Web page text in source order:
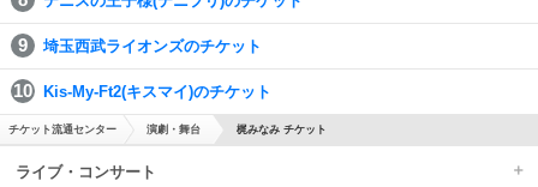
埼玉西武ライオンズのチケット
Kis-My-Ft2(キスマイ)のチケット
チケット流通センター 演劇・舞台 梶みなみ チケット
ライブ・コンサート